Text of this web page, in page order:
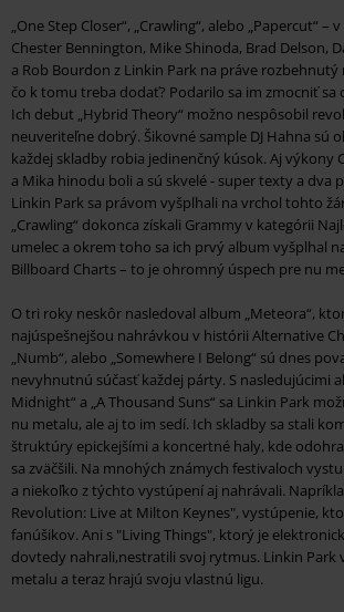
„One Step Closer“, „Crawling“, alebo „Papercut“ –
Chester Bennington, Mike Shinoda, Brad Delson,
a Rob Bourdon z Linkin Park na práve
čo k tomu treba dodať? Podarilo sa im zmocniť sa
Ich debut „Hybrid Theory“ možno nespôsobil
neuveriteľne dobrý. Šikovné sample DJ Hahna sú
každej skladby robia jedinenčný kúsok. Aj výkony
a Mika hinodu boli a sú skvelé - super texty a dva
Linkin Park sa právom vyšplhali na vrchol tohto
„Crawling“ dokonca získali Grammy v kategórii
umelec a okrem toho sa ich prvý album vyšplhal
Billboard Charts – to je ohromný úspech pre nu
O tri roky neskôr nasledoval album „Meteora“,
najúspešnejšou nahrávkou v histórii Alternative
„Numb“, alebo „Somewhere I Belong“ sú dnes
nevyhnutnú súčasť každej párty. S nasledujúcimi
Midnight“ a „A Thousand Suns“ sa Linkin Park
nu metalu, ale aj to im sedí. Ich skladby sa stali
štruktúry epickejšími a koncertné haly, kde
sa zväčšili. Na mnohých známych festivaloch
a niekoľko z týchto vystúpení aj nahrávali.
Revolution: Live at Milton Keynes", vystúpenie,
fanúšikov. Ani s "Living Things", ktorý je
dovtedy nahrali,nestratili svoj rytmus. Linkin Park
metalu a teraz hrajú svoju vlastnú ligu.